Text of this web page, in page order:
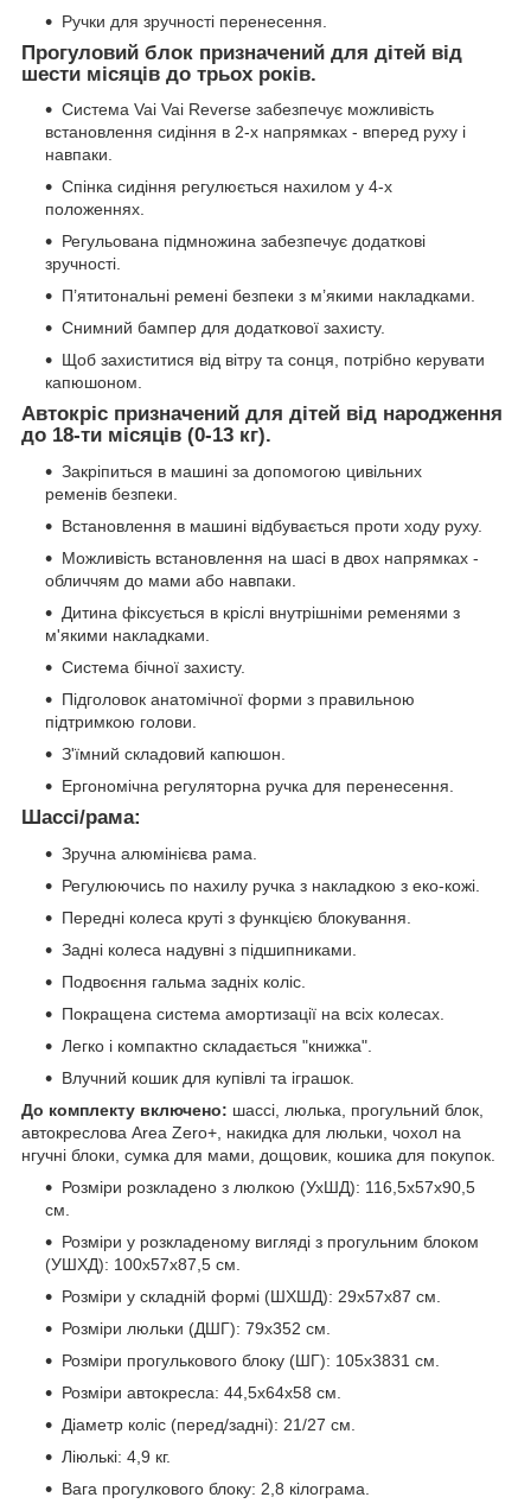
Ручки для зручності перенесення.
Прогуловий блок призначений для дітей від
шести місяців до трьох років.
Система Vai Vai Reverse забезпечує можливість
встановлення сидіння в 2-х напрямках - вперед руху і
навпаки.
Спінка сидіння регулюється нахилом у 4-х
положеннях.
Регульована підмножина забезпечує додаткові
зручності.
П’ятитональні ремені безпеки з м’якими накладками.
Снимний бампер для додаткової захисту.
Щоб захиститися від вітру та сонця, потрібно керувати
капюшоном.
Автокріс призначений для дітей від народження
до 18-ти місяців (0-13 кг).
Закріпиться в машині за допомогою цивільних
ременів безпеки.
Встановлення в машині відбувається проти ходу руху.
Можливість встановлення на шасі в двох напрямках -
обличчям до мами або навпаки.
Дитина фіксується в кріслі внутрішніми ременями з
м'якими накладками.
Система бічної захисту.
Підголовок анатомічної форми з правильною
підтримкою голови.
З'їмний складовий капюшон.
Ергономічна регуляторна ручка для перенесення.
Шассі/рама:
Зручна алюмінієва рама.
Регулюючись по нахилу ручка з накладкою з еко-кожі.
Передні колеса круті з функцією блокування.
Задні колеса надувні з підшипниками.
Подвоєння гальма задніх коліс.
Покращена система амортизації на всіх колесах.
Легко і компактно складається "книжка".
Влучний кошик для купівлі та іграшок.
До комплекту включено: шассі, люлька, прогульний блок,
автокреслова Area Zero+, накидка для люльки, чохол на
нгучні блоки, сумка для мами, дощовик, кошика для покупок.
Розміри розкладено з люлкою (УхШД): 116,5х57x90,5
см.
Розміри у розкладеному вигляді з прогульним блоком
(УШХД): 100x57x87,5 см.
Розміри у складній формі (ШХШД): 29x57x87 см.
Розміри люльки (ДШГ): 79х352 см.
Розміри прогулькового блоку (ШГ): 105х3831 см.
Розміри автокресла: 44,5х64х58 см.
Діаметр коліс (перед/задні): 21/27 см.
Ліюлькі: 4,9 кг.
Вага прогулкового блоку: 2,8 кілограма.